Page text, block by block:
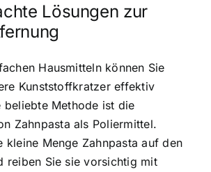
Lösungen zur
Hausmitteln können Sie
Kunststoffkratzer effektiv
beliebte Methode ist die
Zahnpasta als Poliermittel.
kleine Menge Zahnpasta auf den
reiben Sie sie vorsichtig mit